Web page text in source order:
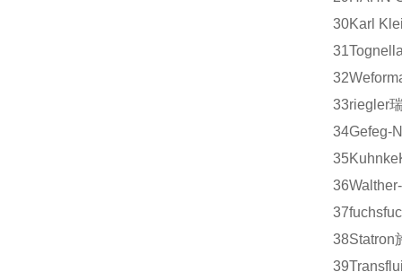
30Karl
31
32
33riegler
34Gefeg-
35Kuhnke
36
37fuchs
38Statron
39